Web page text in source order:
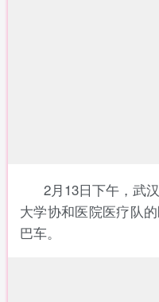
2月13日下午，武
大学协和医院医疗队
巴车。